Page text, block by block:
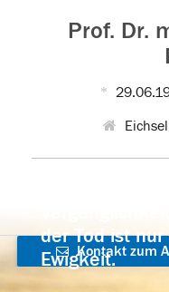
Prof. Dr.
der Tod ist
Ewigkeit.
Kontakt zum
aufnehmen